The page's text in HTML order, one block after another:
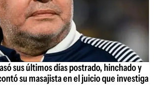
sus últimos días postrado, hinchado y
su masajista en el juicio que investiga